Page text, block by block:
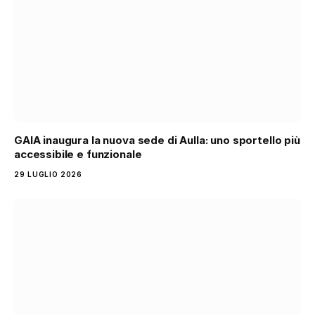
GAIA inaugura la nuova sede di Aulla: uno sportello più
accessibile e funzionale
29 LUGLIO 2026